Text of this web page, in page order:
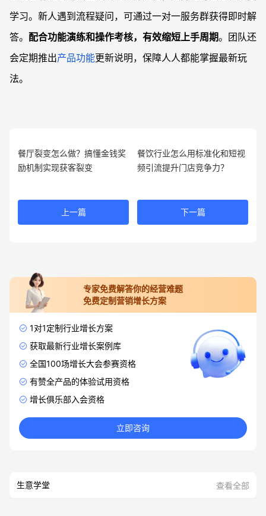
学习。新人遇到流程疑问，可通过一对一服务群获得即时解
答。 配合功能演练和操作考核，有效缩短上手周期。团队还
会定期推出产品功能更新说明，保障人人都能掌握最新玩
法。
餐厅裂变怎么做？搞懂金钱奖
励机制实现获客裂变
上一篇
餐饮行业怎么用标准化和短视
频引流提升门店竞争力？
下一篇
专家免费解答你的经营难题
免费定制营销增长方案
1对1定制行业增长方案
获取最新行业增长案例库
全国100场增长大会参赛资格
有赞全产品的体验试用资格
增长俱乐部入会资格
立即咨询
生意学堂 查看全部